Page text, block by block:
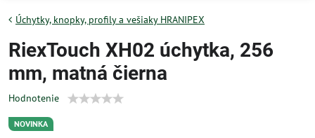
NOVINKA
Úchytky, knopky, profily a vešiaky HRANIPEX
RiexTouch XH02 úchytka, 256
mm, matná čierna
Hodnotenie